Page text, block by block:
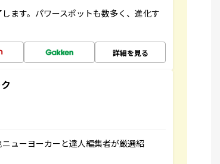
ます。パワースポットも数多く、進化す
詳細を見る
ューヨーカーと達人編集者が厳選紹